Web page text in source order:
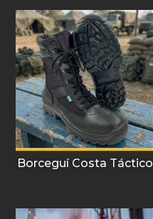
Borceguí Costa Táctico